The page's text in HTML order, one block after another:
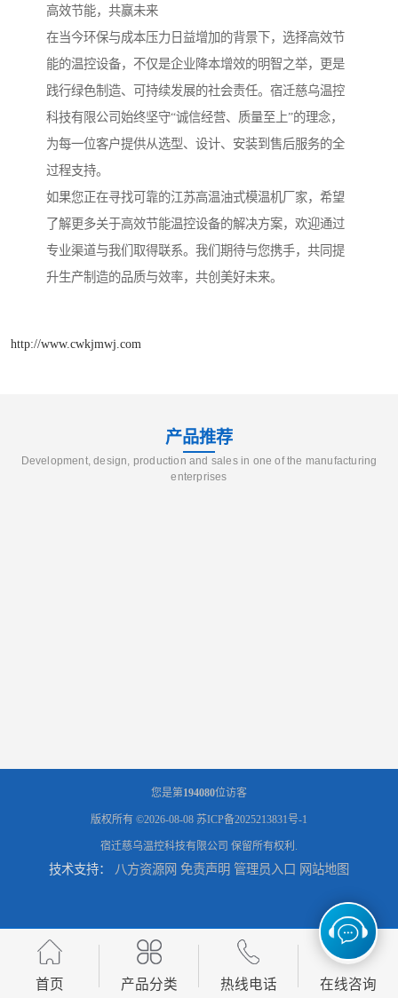
高效节能，共赢未来
在当今环保与成本压力日益增加的背景下，选择高效节
能的温控设备，不仅是企业降本增效的明智之举，更是
践行绿色制造、可持续发展的社会责任。宿迁慈乌温控
科技有限公司始终坚守“诚信经营、质量至上”的理念，
为每一位客户提供从选型、设计、安装到售后服务的全
过程支持。
如果您正在寻找可靠的江苏高温油式模温机厂家，希望
了解更多关于高效节能温控设备的解决方案，欢迎通过
专业渠道与我们取得联系。我们期待与您携手，共同提
升生产制造的品质与效率，共创美好未来。
http://www.cwkjmwj.com
产品推荐
Development, design, production and sales in one of the manufacturing
enterprises
您是第194080位访客
版权所有 ©2026-08-08 苏ICP备2025213831号-1
宿迁慈乌温控科技有限公司 保留所有权利.
技术支持： 八方资源网 免责声明 管理员入口 网站地图
首页 产品分类 热线电话 在线咨询